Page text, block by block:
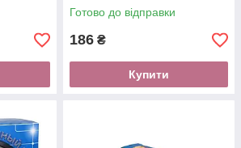
Готово до відправки
186 ₴
Купити